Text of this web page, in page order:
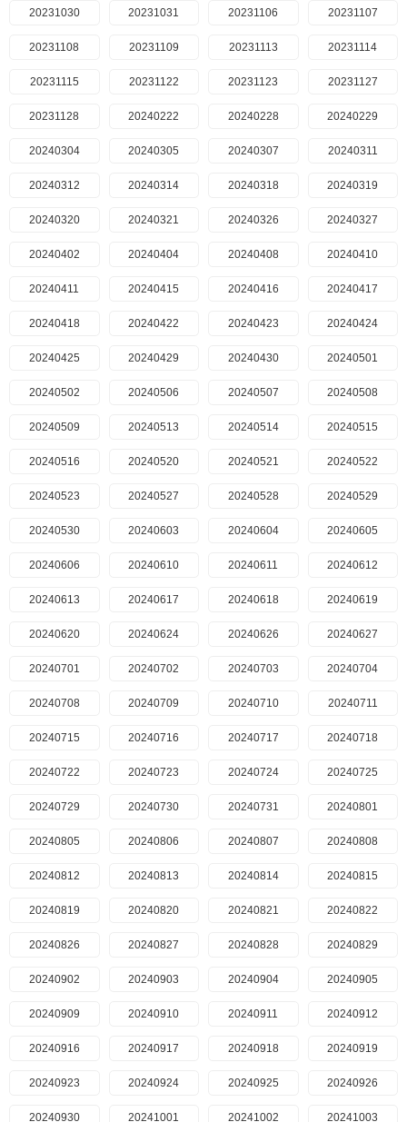
20231030 20231031 20231106 20231107
20231108 20231109 20231113 20231114
20231115 20231122 20231123 20231127
20231128 20240222 20240228 20240229
20240304 20240305 20240307 20240311
20240312 20240314 20240318 20240319
20240320 20240321 20240326 20240327
20240402 20240404 20240408 20240410
20240411 20240415 20240416 20240417
20240418 20240422 20240423 20240424
20240425 20240429 20240430 20240501
20240502 20240506 20240507 20240508
20240509 20240513 20240514 20240515
20240516 20240520 20240521 20240522
20240523 20240527 20240528 20240529
20240530 20240603 20240604 20240605
20240606 20240610 20240611 20240612
20240613 20240617 20240618 20240619
20240620 20240624 20240626 20240627
20240701 20240702 20240703 20240704
20240708 20240709 20240710 20240711
20240715 20240716 20240717 20240718
20240722 20240723 20240724 20240725
20240729 20240730 20240731 20240801
20240805 20240806 20240807 20240808
20240812 20240813 20240814 20240815
20240819 20240820 20240821 20240822
20240826 20240827 20240828 20240829
20240902 20240903 20240904 20240905
20240909 20240910 20240911 20240912
20240916 20240917 20240918 20240919
20240923 20240924 20240925 20240926
20240930 20241001 20241002 20241003